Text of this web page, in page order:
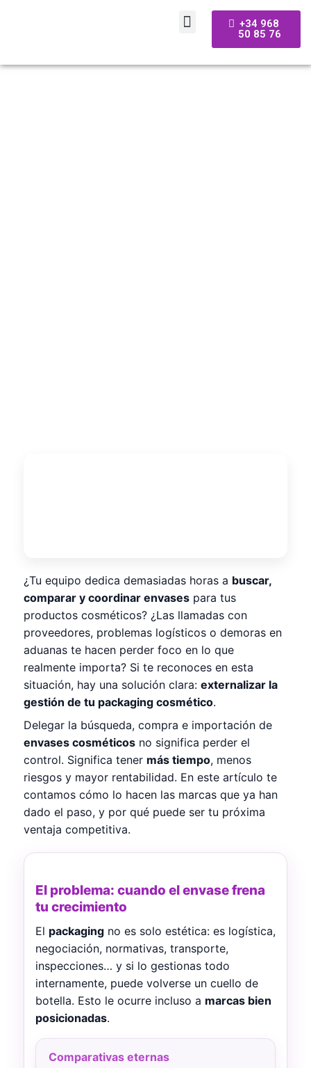
+34 968
50 85 76
¿Tu equipo dedica demasiadas horas a buscar,
comparar y coordinar envases para tus
productos cosméticos? ¿Las llamadas con
proveedores, problemas logísticos o demoras en
aduanas te hacen perder foco en lo que
realmente importa? Si te reconoces en esta
situación, hay una solución clara: externalizar la
gestión de tu packaging cosmético.
Delegar la búsqueda, compra e importación de
envases cosméticos no significa perder el
control. Significa tener más tiempo, menos
riesgos y mayor rentabilidad. En este artículo te
contamos cómo lo hacen las marcas que ya han
dado el paso, y por qué puede ser tu próxima
ventaja competitiva.
El problema: cuando el envase frena
tu crecimiento
El packaging no es solo estética: es logística,
negociación, normativas, transporte,
inspecciones… y si lo gestionas todo
internamente, puede volverse un cuello de
botella. Esto le ocurre incluso a marcas bien
posicionadas.
Comparativas eternas